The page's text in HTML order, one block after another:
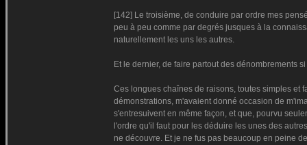
[142] Le troisième, de conduire par ordre mes
peu à peu comme par degrés jusques à la
naturellement les uns les autres.
Et le dernier, de faire partout des dénombrements
Ces longues chaînes de raisons, toutes simples et
démonstrations, m'avaient donné occasion de
s'entresuivent en même façon, et que, pourvu
l'ordre qu'il faut pour les déduire les unes des
ne découvre. Et je ne fus pas beaucoup en peine